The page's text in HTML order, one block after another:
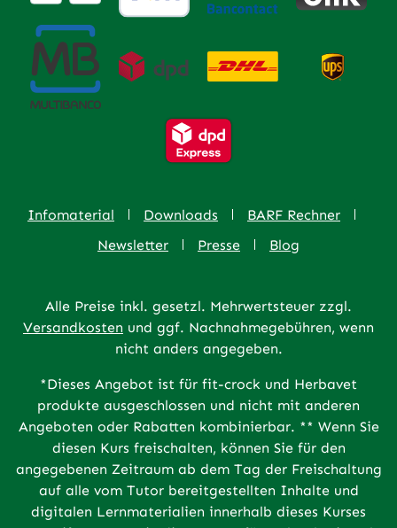
Infomaterial Downloads
BARF Rechner
Newsletter
Presse Blog
Alle Preise inkl. gesetzl. Mehrwertsteuer zzgl.
Versandkosten und ggf. Nachnahmegebühren, wenn
nicht anders angegeben.
*Dieses Angebot ist für fit-crock und Herbavet
produkte ausgeschlossen und nicht mit anderen
Angeboten oder Rabatten kombinierbar. ** Wenn Sie
diesen Kurs freischalten, können Sie für den
angegebenen Zeitraum ab dem Tag der Freischaltung
auf alle vom Tutor bereitgestellten Inhalte und
digitalen Lernmaterialien innerhalb dieses Kurses